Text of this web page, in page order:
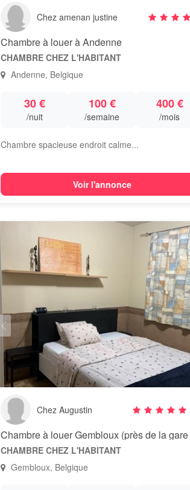
Chez amenan justine
Chambre à louer à Andenne
CHAMBRE CHEZ L'HABITANT
Andenne, Belgique
30 €
/nuit
100 €
/semaine
400 €
/mois
Chambre spacieuse endroit calme...
Voir l'annonce
Chez Augustin
CHAMBRE CHEZ L'HABITANT
Gembloux, Belgique